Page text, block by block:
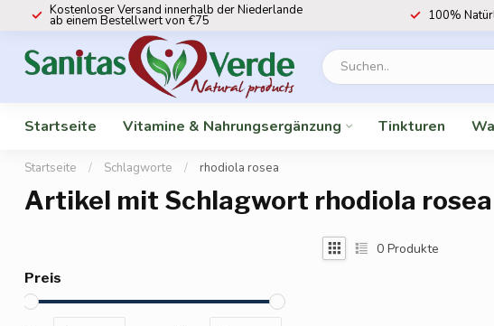
Kostenloser Versand innerhalb der Niederlande
ab einem Bestellwert von €75 100%
Startseite Vitamine & Nahrungsergänzung Tinkturen
Startseite / Schlagworte / rhodiola rosea
Artikel mit Schlagwort rhodiola rosea
Preis
0 Produkte